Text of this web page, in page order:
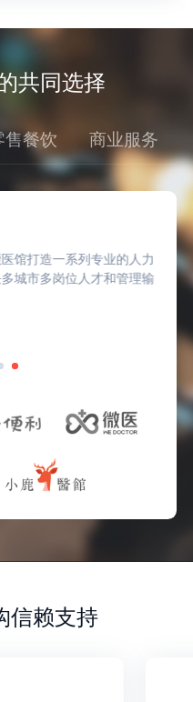
共同选择
售餐饮 商业服务
馆打造一系列专业的人力
城市多岗位人才和管理输
信赖支持